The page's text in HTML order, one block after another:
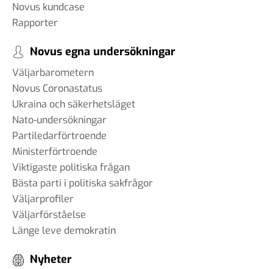
Novus kundcase
Rapporter
Novus egna undersökningar
Väljarbarometern
Novus Coronastatus
Ukraina och säkerhetsläget
Nato-undersökningar
Partiledarförtroende
Ministerförtroende
Viktigaste politiska frågan
Bästa parti i politiska sakfrågor
Väljarprofiler
Väljarförståelse
Länge leve demokratin
Nyheter